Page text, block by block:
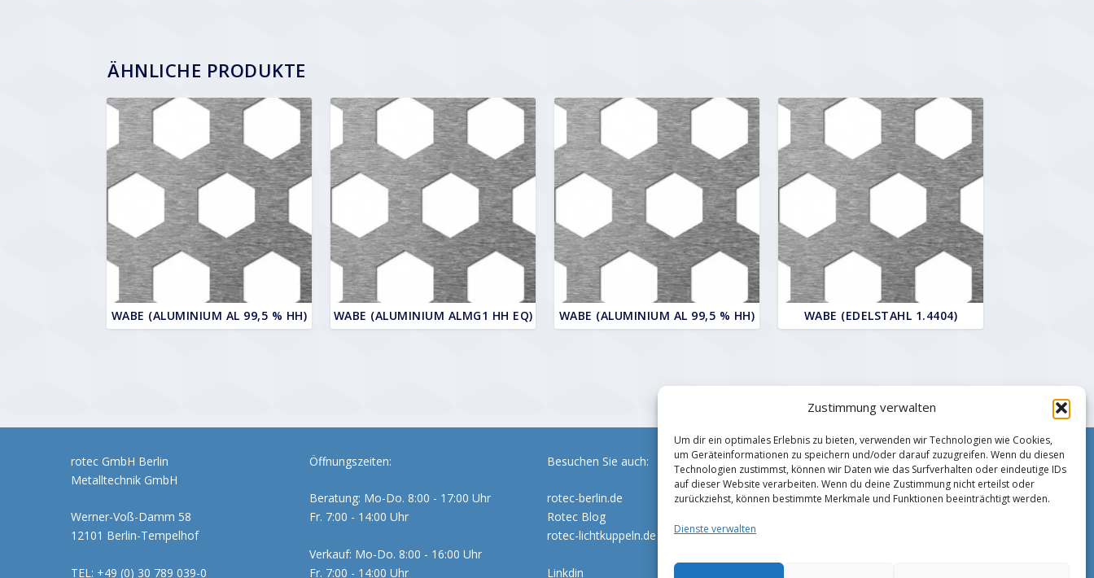
Zustimmung verwalten
Um dir ein optimales Erlebnis zu bieten, verwenden wir Technologien wie Cookies,
um Geräteinformationen zu speichern und/oder darauf zuzugreifen. Wenn du diesen
Technologien zustimmst, können wir Daten wie das Surfverhalten oder eindeutige IDs
auf dieser Website verarbeiten. Wenn du deine Zustimmung nicht erteilst oder
zurückziehst, können bestimmte Merkmale und Funktionen beeinträchtigt werden.
Dienste verwalten
ÄHNLICHE PRODUKTE
WABE (ALUMINIUM AL 99,5 % HH) WABE (ALUMINIUM ALMG1 HH EQ) WABE (ALUMINIUM AL 99,5 % HH) WABE (EDELSTAHL 1.4404)
rotec GmbH Berlin
Metalltechnik GmbH
Werner-Voß-Damm 58
12101 Berlin-Tempelhof
TEL: +49 (0) 30 789 039-0
Öffnungszeiten:
Beratung: Mo-Do. 8:00 - 17:00 Uhr
Fr. 7:00 - 14:00 Uhr
Verkauf: Mo-Do. 8:00 - 16:00 Uhr
Fr. 7:00 - 14:00 Uhr
Besuchen Sie auch:
rotec-berlin.de
Rotec Blog
rotec-lichtkuppeln.de
Linkdin
Impressum
Zahlungsmethoden
Datenschutz